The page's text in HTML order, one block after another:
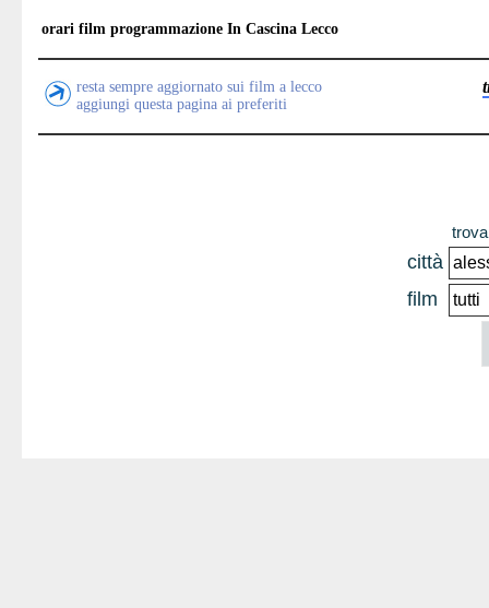
orari film programmazione In Cascina Lecco
resta sempre aggiornato sui film a lecco
aggiungi questa pagina ai preferiti
città
film